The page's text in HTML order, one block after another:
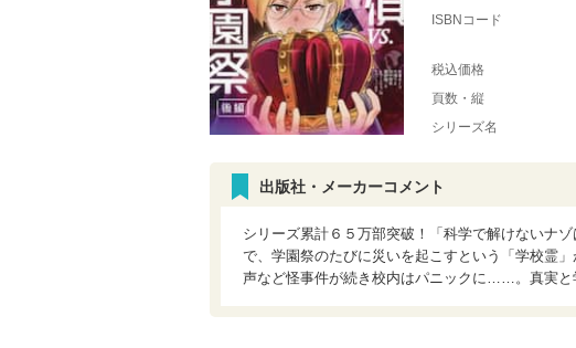
ISBNコード
税込価格
頁数・縦
シリーズ名
出版社・メーカーコメント
シリーズ累計６５万部突破！「科学で解けないナ
で、学園祭のたびに災いを起こすという「学校霊
声など怪事件が続き校内はパニックに……。真実と